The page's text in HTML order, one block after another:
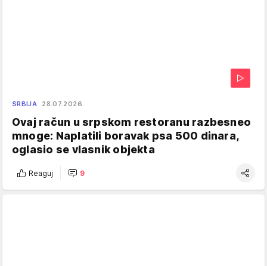
SRBIJA 28.07.2026.
Ovaj račun u srpskom restoranu razbesneo
mnoge: Naplatili boravak psa 500 dinara,
oglasio se vlasnik objekta
Reaguj 9